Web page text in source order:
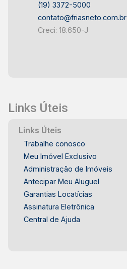
(19) 3372-5000
contato@friasneto.com.br
Creci: 18.650-J
Links Úteis
Links Úteis
Trabalhe conosco
Meu Imóvel Exclusivo
Administração de Imóveis
Antecipar Meu Aluguel
Garantias Locatícias
Assinatura Eletrônica
Central de Ajuda